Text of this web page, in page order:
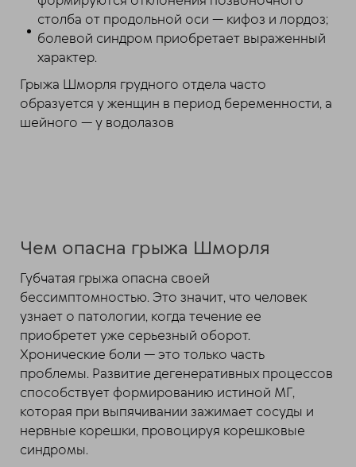
столба от продольной оси — кифоз и лордоз;
болевой синдром приобретает выраженный
характер.
Грыжа Шморля грудного отдела часто
образуется у женщин в период беременности, а
шейного — у водолазов
Чем опасна грыжа Шморля
Губчатая грыжа опасна своей
бессимптомностью. Это значит, что человек
узнает о патологии, когда течение ее
приобретет уже серьезный оборот.
Хронические боли — это только часть
проблемы. Развитие дегенеративных процессов
способствует формированию истиной МГ,
которая при выпячивании зажимает сосуды и
нервные корешки, провоцируя корешковые
синдромы.